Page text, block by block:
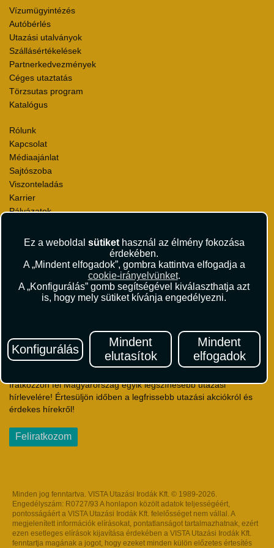
Ez a weboldal sütikethasznál az élmény fokozása
érdekében.
A „Mindent elfogadok”, gombra kattintva elfogadja a
cookie-irányelvünket.
A „Konfigurálás” gomb segítségével kiválaszthatja azt
is, hogy mely sütiket kívánja engedélyezni.
Konfigurálás
Mindent
elutasítok
Mindent
elfogadok
Vízumügyintézés
Autóbérlés
Utazási utalványok
Szállásértékelések
Partnerkedvezmények
Céges utaztatás
Törzsutas program
Katalógus
Rólunk
Kapcsolat
Médiaajánlat
Sajtószoba
Viszonteladás
Karrier
Pályázatok
Környezettudatosság
Utazási Csomag Szerződési Feltételek
Útlemondás-biztosítás Szerződési Feltételek
Utasbiztosítás Szerződési Feltételek
Repülőjegy Szerződési Feltételek
Hírlevél
Iratkozzon fel Magyarország egyik legszínesebb utazási
hírlevelére! Értesüljön időben a legfrissebb utazási akciókról és
érdekes hírekről!
Feliratkozom
Minden jog fenntartva. VISTA Utazási Irodák Kft. © 1989-2026.
Engedélyszám: R0727/93 A honlapon közölt adatok teljességéért,
pontosságáért a VISTA Utazási Irodák Kft. felelősséget nem vállal. A
megjelenített információk elírásokat, pontatlanságot tartalmazhatnak, ezért
ezen esetleges elírások kijavítása érdekében a VISTA Utazási Irodák Kft.
fenntartja magának a jogot, hogy ezeket minden külön előzetes értesítés